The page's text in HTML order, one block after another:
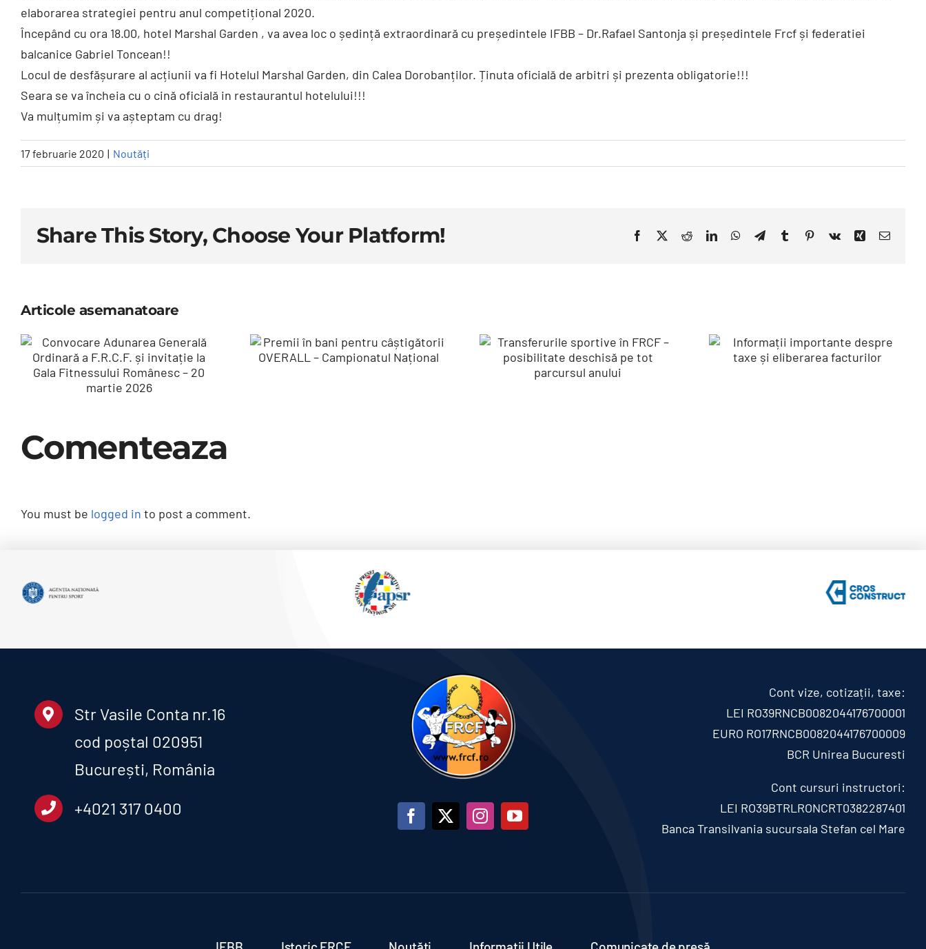
elaborarea strategiei pentru anul competițional 2020.
Începând cu ora 18.00, hotel Marshal Garden , va avea loc o ședință extraordinară cu președintele IFBB – Dr.Rafael Santonja și președintele Frcf și federatiei
balcanice Gabriel Toncean!!
Locul de desfășurare al acțiunii va fi Hotelul Marshal Garden, din Calea Dorobanților. Ținuta oficială de arbitri și prezenta obligatorie!!!
Seara se va încheia cu o cină oficială in restaurantul hotelului!!!
Va mulțumim și va așteptam cu drag!
17 februarie 2020 | Noutăți
Share This Story, Choose Your Platform! Facebook
X RedditLinkedInWhatsApp
TelegramTumblrPinterest
Vk Xing E-
Articole asemanatoare
Convocare
Adunarea
Generală
F.R.C.F. și
invitație la Gala
Românesc – 20
Premii în bani
pentru
Transferurile
sportive în
Informații
importante
Comenteaza
You must be logged in to post a comment.
Str Vasile Conta nr.16
cod poștal 020951
București, România
+4021 317 0400
Cont vize, cotizații, taxe:
LEI RO39RNCB0082044176700001
EURO RO17RNCB0082044176700009
BCR Unirea Bucuresti
Cont cursuri instructori:
LEI RO39BTRLRONCRT0382287401
Banca Transilvania sucursala Stefan cel Mare